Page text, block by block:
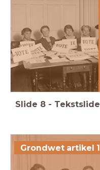
Slide 8 - Tekstslide
Grondwet artikel 1